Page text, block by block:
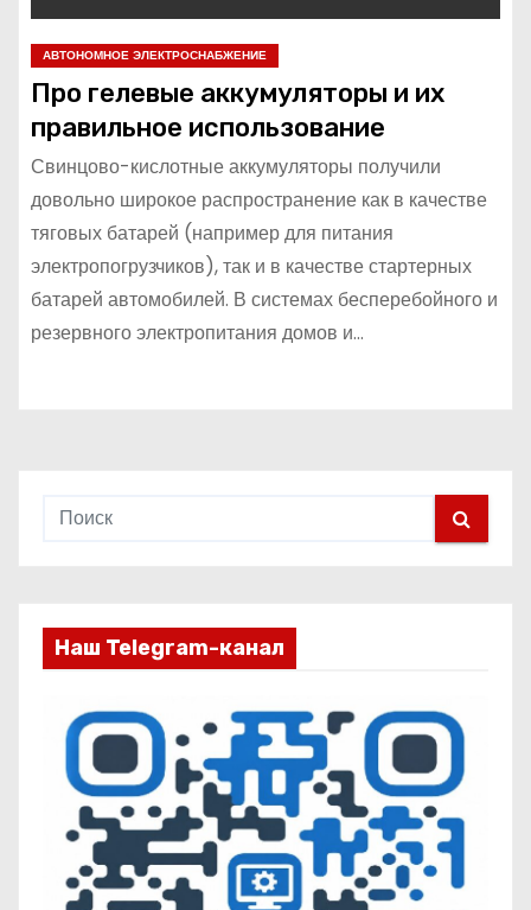
АВТОНОМНОЕ ЭЛЕКТРОСНАБЖЕНИЕ
Про гелевые аккумуляторы и их
правильное использование
Свинцово-кислотные аккумуляторы получили
довольно широкое распространение как в качестве
тяговых батарей (например для питания
электропогрузчиков), так и в качестве стартерных
батарей автомобилей. В системах бесперебойного и
резервного электропитания домов и…
Наш Telegram-канал